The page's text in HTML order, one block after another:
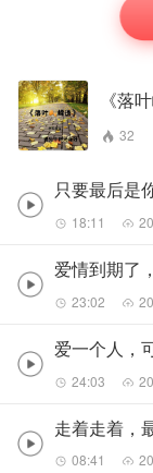
《落
32
只要最后是
18:11
爱情到期了
23:02
爱一个人，
24:03
走着走着，
08:41